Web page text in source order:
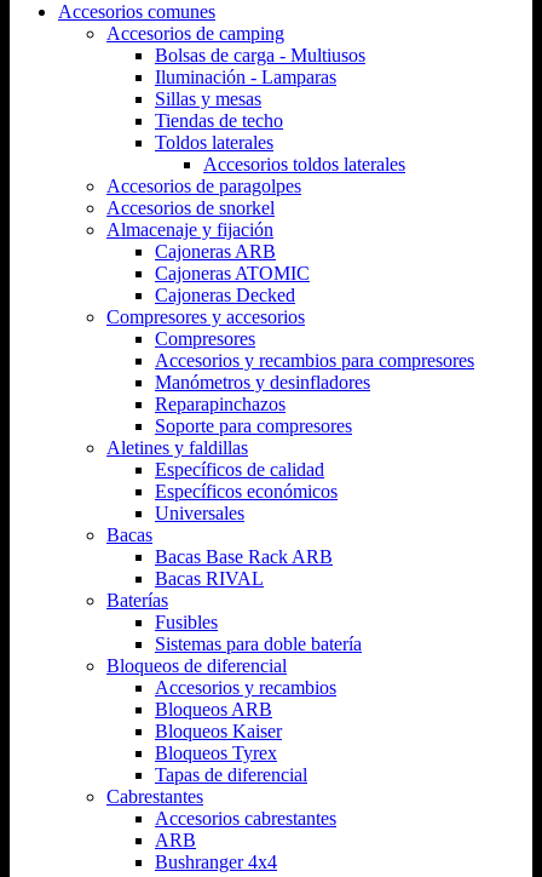
Accesorios comunes
Accesorios de camping
Bolsas de carga - Multiusos
Iluminación - Lamparas
Sillas y mesas
Tiendas de techo
Toldos laterales
Accesorios toldos laterales
Accesorios de paragolpes
Accesorios de snorkel
Almacenaje y fijación
Cajoneras ARB
Cajoneras ATOMIC
Cajoneras Decked
Compresores y accesorios
Compresores
Accesorios y recambios para compresores
Manómetros y desinfladores
Reparapinchazos
Soporte para compresores
Aletines y faldillas
Específicos de calidad
Específicos económicos
Universales
Bacas
Bacas Base Rack ARB
Bacas RIVAL
Baterías
Fusibles
Sistemas para doble batería
Bloqueos de diferencial
Accesorios y recambios
Bloqueos ARB
Bloqueos Kaiser
Bloqueos Tyrex
Tapas de diferencial
Cabrestantes
Accesorios cabrestantes
ARB
Bushranger 4x4